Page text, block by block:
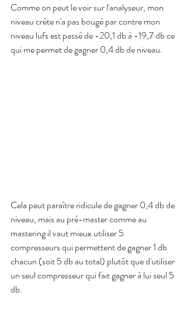
Comme on peut le voir sur l'analyseur, mon
niveau crête n'a pas bougé par contre mon
niveau lufs est passé de -20,1 db à -19,7 db ce
qui me permet de gagner 0,4 db de niveau.
Cela peut paraître ridicule de gagner 0,4 db de
niveau, mais au pré-master comme au
mastering il vaut mieux utiliser 5
compresseurs qui permettent de gagner 1 db
chacun (soit 5 db au total) plutôt que d'utiliser
un seul compresseur qui fait gagner à lui seul 5
db.